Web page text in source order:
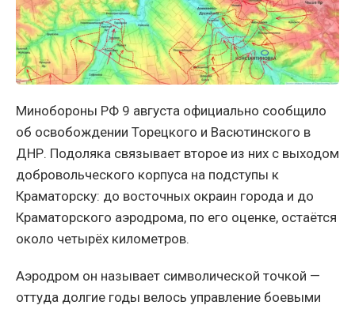
Минобороны РФ 9 августа официально сообщило
об освобождении Торецкого и Васютинского в
ДНР. Подоляка связывает второе из них с выходом
добровольческого корпуса на подступы к
Краматорску: до восточных окраин города и до
Краматорского аэродрома, по его оценке, остаётся
около четырёх километров.
Аэродром он называет символической точкой —
оттуда долгие годы велось управление боевыми